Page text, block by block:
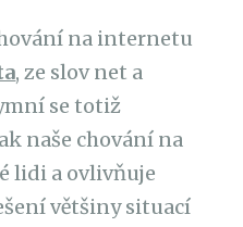
na internetu
, ze slov net a
se totiž
naše chování na
lidi a ovlivňuje
většiny situací